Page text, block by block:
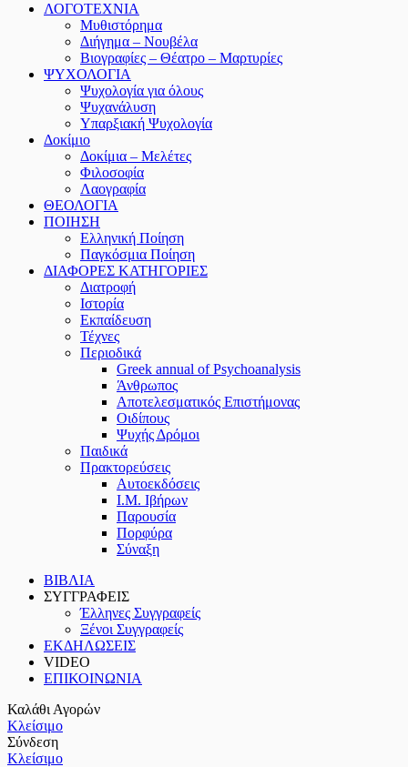
ΛΟΓΟΤΕΧΝΙΑ
Μυθιστόρημα
Διήγημα – Νουβέλα
Βιογραφίες – Θέατρο – Μαρτυρίες
ΨΥΧΟΛΟΓΙΑ
Ψυχολογία για όλους
Ψυχανάλυση
Υπαρξιακή Ψυχολογία
Δοκίμιο
Δοκίμια – Μελέτες
Φιλοσοφία
Λαογραφία
ΘΕΟΛΟΓΙΑ
ΠΟΙΗΣΗ
Ελληνική Ποίηση
Παγκόσμια Ποίηση
ΔΙΑΦΟΡΕΣ ΚΑΤΗΓΟΡΙΕΣ
Διατροφή
Ιστορία
Εκπαίδευση
Τέχνες
Περιοδικά
Greek annual of Psychoanalysis
Άνθρωπος
Αποτελεσματικός Επιστήμονας
Οιδίπους
Ψυχής Δρόμοι
Παιδικά
Πρακτoρεύσεις
Αυτοεκδόσεις
Ι.Μ. Ιβήρων
Παρουσία
Πορφύρα
Σύναξη
ΒΙΒΛΙΑ
ΣΥΓΓΡΑΦΕΙΣ
Έλληνες Συγγραφείς
Ξένοι Συγγραφείς
ΕΚΔΗΛΩΣΕΙΣ
VIDEO
ΕΠΙΚΟΙΝΩΝΙΑ
Καλάθι Αγορών
Κλείσιμο
Σύνδεση
Κλείσιμο